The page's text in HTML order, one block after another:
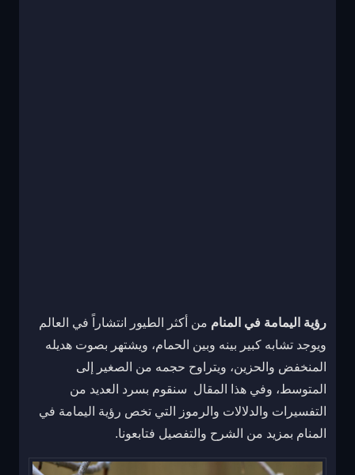
رؤية اليمامة في المنام من أكثر الطيور انتشاراً في العالم
ويوجد تشابه كبير بينه وبين الحمام، ويشتهر بصوت هديله
المنخفض والحزين، ويتراوح حجمه من الصغير إلى
المتوسط، وفي هذا المقال سنقوم بسرد العديد من
التفسيرات والدلالات والرموز التي تخص رؤية اليمامة في
المنام بمزيد من الشرح والتفصيل فتابعونا.